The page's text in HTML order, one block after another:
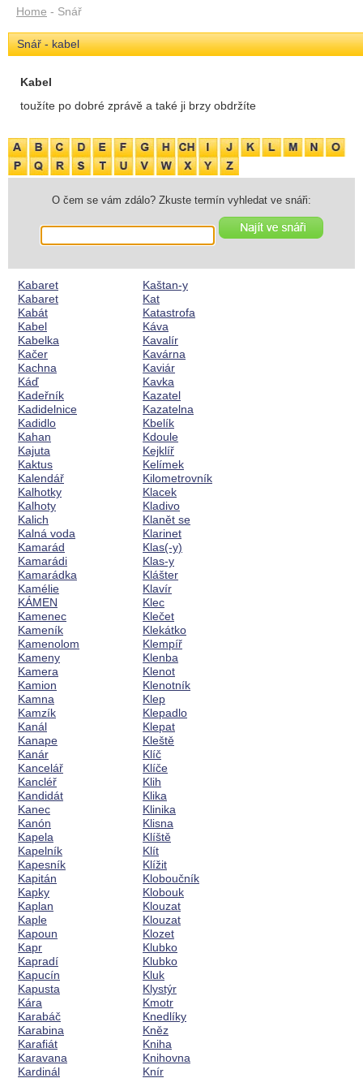
Home - Snář
Snář - kabel
Kabel
toužíte po dobré zprávě a také ji brzy obdržíte
O čem se vám zdálo? Zkuste termín vyhledat ve snáři:
Kabaret
Kabaret
Kabát
Kabel
Kabelka
Kačer
Kachna
Káď
Kadeřník
Kadidelnice
Kadidlo
Kahan
Kajuta
Kaktus
Kalendář
Kalhotky
Kalhoty
Kalich
Kalná voda
Kamarád
Kamarádi
Kamarádka
Kamélie
KÁMEN
Kamenec
Kameník
Kamenolom
Kameny
Kamera
Kamion
Kamna
Kamzík
Kanál
Kanape
Kanár
Kancelář
Kancléř
Kandidát
Kanec
Kanón
Kapela
Kapelník
Kapesník
Kapitán
Kapky
Kaplan
Kaple
Kapoun
Kapr
Kapradí
Kapucín
Kapusta
Kára
Karabáč
Karabina
Karafiát
Karavana
Kardinál
Kaštan-y
Kat
Katastrofa
Káva
Kavalír
Kavárna
Kaviár
Kavka
Kazatel
Kazatelna
Kbelík
Kdoule
Kejklíř
Kelímek
Kilometrovník
Klacek
Kladivo
Klanět se
Klarinet
Klas(-y)
Klas-y
Klášter
Klavír
Klec
Klečet
Klekátko
Klempíř
Klenba
Klenot
Klenotník
Klep
Klepadlo
Klepat
Kleště
Klíč
Klíče
Klih
Klika
Klinika
Klisna
Klíště
Klít
Klížit
Kloboučník
Klobouk
Klouzat
Klouzat
Klozet
Klubko
Klubko
Kluk
Klystýr
Kmotr
Knedlíky
Kněz
Kniha
Knihovna
Knír